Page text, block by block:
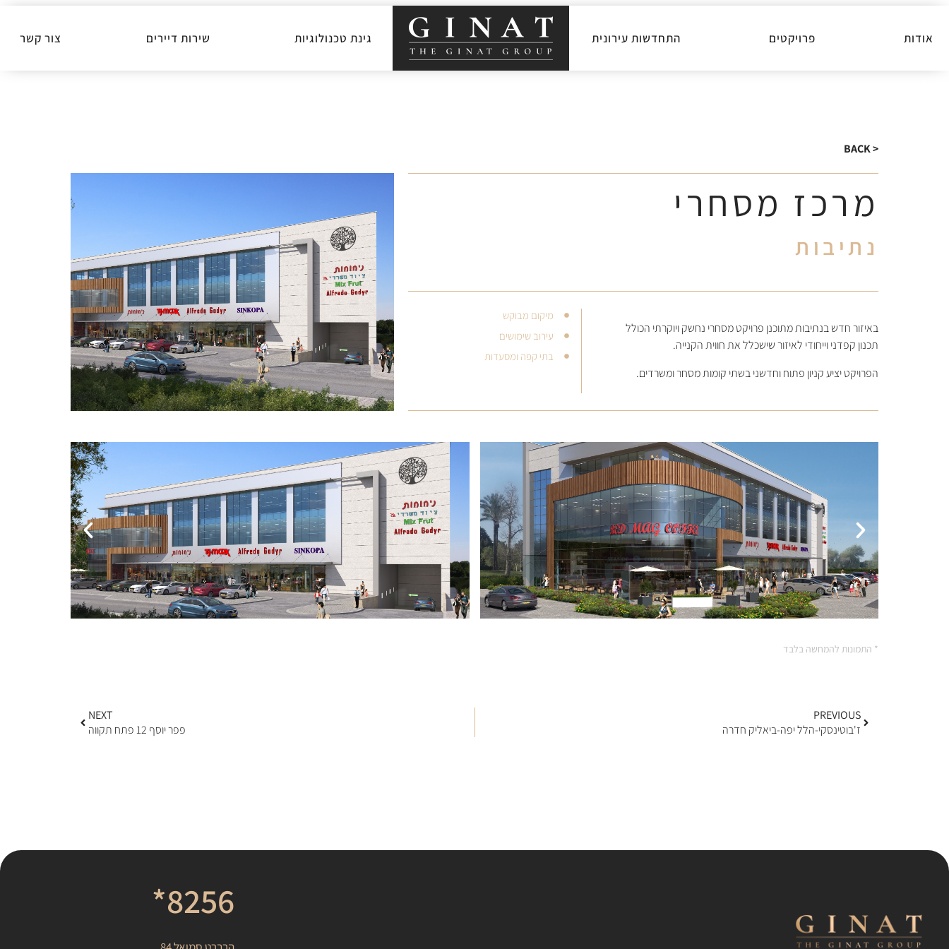
אודות פרויקטים התחדשות עירונית גינת טכנולוגיות שירות דיירים צור קשר
< BACK
מרכז מסחרי
נתיבות
באיזור חדש בנתיבות מתוכנן פרויקט מסחרי נחשק ויוקרתי הכולל
תכנון קפדני וייחודי לאיזור שישכלל את חווית הקנייה.
הפרויקט יציע קניון פתוח וחדשני בשתי קומות מסחר ומשרדים.
מיקום מבוקש
עירוב שימושים
בתי קפה ומסעדות
* התמונות להמחשה בלבד
PREVIOUS
ז'בוטינסקי-הלל יפה-ביאליק חדרה
NEXT
פפר יוסף 12 פתח תקווה
8256*